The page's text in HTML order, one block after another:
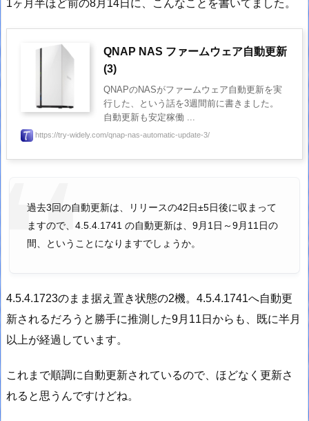
1ヶ月半ほど前の8月14日に、こんなことを書いてました。
QNAP NAS ファームウェア自動更新
(3)
QNAPのNASがファームウェア自動更新を実
行した、という話を3週間前に書きました。
自動更新も安定稼働 ...
https://try-widely.com/qnap-nas-automatic-update-3/
過去3回の自動更新は、リリースの42日±5日後に収まって
ますので、4.5.4.1741 の自動更新は、9月1日～9月11日の
間、ということになりますでしょうか。
4.5.4.1723のまま据え置き状態の2機。4.5.4.1741へ自動更
新されるだろうと勝手に推測した9月11日からも、既に半月
以上が経過しています。
これまで順調に自動更新されているので、ほどなく更新さ
れると思うんですけどね。